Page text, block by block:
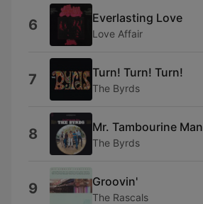
6 Everlasting Love
Love Affair
7 Turn! Turn! Turn!
The Byrds
8 Mr. Tambourine Man
The Byrds
9 Groovin'
The Rascals